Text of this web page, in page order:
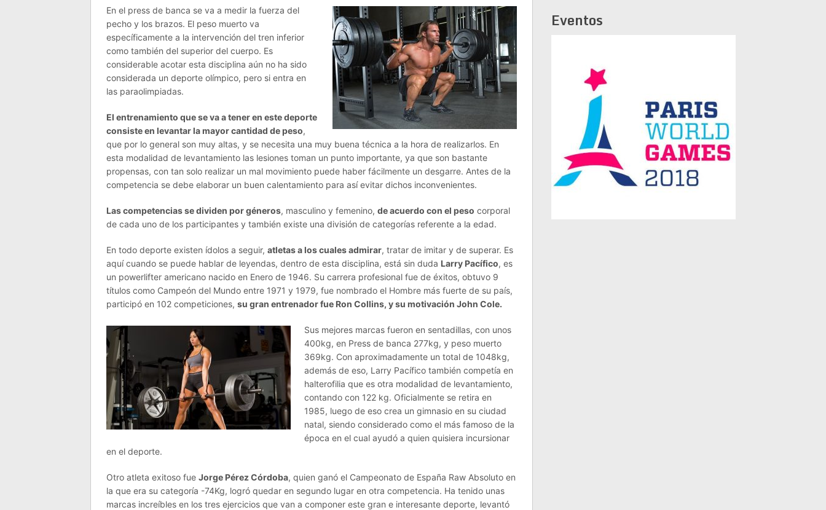
En el press de banca se va a medir la fuerza del
pecho y los brazos. El peso muerto va
específicamente a la intervención del tren inferior
como también del superior del cuerpo. Es
considerable acotar esta disciplina aún no ha sido
considerada un deporte olímpico, pero si entra en
las paraolimpiadas.
El entrenamiento que se va a tener en este deporte
consiste en levantar la mayor cantidad de peso,
que por lo general son muy altas, y se necesita una muy buena técnica a la hora de realizarlos. En
esta modalidad de levantamiento las lesiones toman un punto importante, ya que son bastante
propensas, con tan solo realizar un mal movimiento puede haber fácilmente un desgarre. Antes de la
competencia se debe elaborar un buen calentamiento para así evitar dichos inconvenientes.
Las competencias se dividen por géneros, masculino y femenino, de acuerdo con el peso corporal
de cada uno de los participantes y también existe una división de categorías referente a la edad.
En todo deporte existen ídolos a seguir, atletas a los cuales admirar, tratar de imitar y de superar. Es
aquí cuando se puede hablar de leyendas, dentro de esta disciplina, está sin duda Larry Pacífico, es
un powerlifter americano nacido en Enero de 1946. Su carrera profesional fue de éxitos, obtuvo 9
títulos como Campeón del Mundo entre 1971 y 1979, fue nombrado el Hombre más fuerte de su país,
participó en 102 competiciones, su gran entrenador fue Ron Collins, y su motivación John Cole.
Sus mejores marcas fueron en sentadillas, con unos
400kg, en Press de banca 277kg, y peso muerto
369kg. Con aproximadamente un total de 1048kg,
además de eso, Larry Pacífico también competía en
halterofilia que es otra modalidad de levantamiento,
contando con 122 kg. Oficialmente se retira en
1985, luego de eso crea un gimnasio en su ciudad
natal, siendo considerado como el más famoso de la
época en el cual ayudó a quien quisiera incursionar
en el deporte.
Otro atleta exitoso fue Jorge Pérez Córdoba, quien ganó el Campeonato de España Raw Absoluto en
la que era su categoría -74Kg, logró quedar en segundo lugar en otra competencia. Ha tenido unas
marcas increíbles en los tres ejercicios que van a componer este gran e interesante deporte, levantó
Eventos